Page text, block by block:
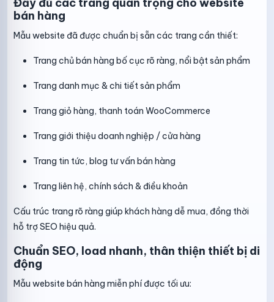
bán hàng
Mẫu website đã được chuẩn bị sẵn các trang cần thiết:
Trang chủ bán hàng bố cục rõ ràng, nổi bật sản phẩm
Trang danh mục & chi tiết sản phẩm
Trang giỏ hàng, thanh toán WooCommerce
Trang giới thiệu doanh nghiệp / cửa hàng
Trang tin tức, blog tư vấn bán hàng
Trang liên hệ, chính sách & điều khoản
Cấu trúc trang rõ ràng giúp khách hàng dễ mua, đồng thời
hỗ trợ SEO hiệu quả.
Chuẩn SEO, load nhanh, thân thiện thiết bị di
động
Mẫu website bán hàng miễn phí được tối ưu: